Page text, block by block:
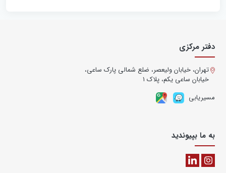
دفتر مرکزی
تهران، خیابان ولیعصر، ضلع شمالی پارک ساعی،
خیابان ساعی یکم، پلاک ۱
مسیریابی
به ما بپیوندید